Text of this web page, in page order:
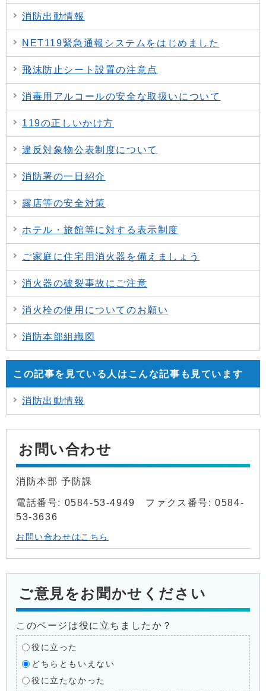
消防出動情報
NET119緊急通報システムをはじめました
飛沫防止シート設置の注意点
消毒用アルコールの安全な取扱いについて
119の正しいかけ方
違反対象物公表制度について
消防署の一日紹介
露店等の安全対策
ホテル・旅館等に対する表示制度
ご家庭に住宅用消火器を備えましょう
消火器の破裂事故にご注意
消火栓の使用についてのお願い
消防本部組織図
この記事を見ている人はこんな記事も見ています
消防出動情報
お問い合わせ
消防本部 予防課
電話番号: 0584-53-4949 ファクス番号: 0584-
53-3636
お問い合わせはこちら
ご意見をお聞かせください
このページは役に立ちましたか？
役に立った
どちらともいえない
役に立たなかった